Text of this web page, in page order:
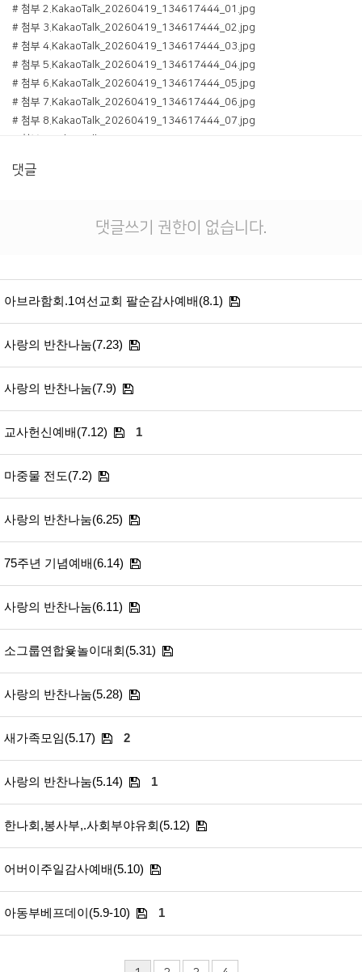
# 첨부 2.KakaoTalk_20260419_134617444_01.jpg
# 첨부 3.KakaoTalk_20260419_134617444_02.jpg
# 첨부 4.KakaoTalk_20260419_134617444_03.jpg
# 첨부 5.KakaoTalk_20260419_134617444_04.jpg
# 첨부 6.KakaoTalk_20260419_134617444_05.jpg
# 첨부 7.KakaoTalk_20260419_134617444_06.jpg
# 첨부 8.KakaoTalk_20260419_134617444_07.jpg
# 첨부 9.KakaoTalk_20260419_134617444_08.jpg
# 첨부 11.KakaoTalk_20260419_134617444_10.jpg
# 첨부 14.KakaoTalk_20260419_134617444_13.jpg
# 첨부 18.KakaoTalk_20260419_134617444_17.jpg
# 첨부 19.KakaoTalk_20260419_134617444_18.jpg
# 첨부 20.KakaoTalk_20260419_134617444_19.jpg
# 첨부 22.KakaoTalk_20260419_134617444_21.jpg
# 첨부 25.KakaoTalk_20260419_134617444_24.jpg
# 첨부 26.KakaoTalk_20260419_134617444_25.jpg
# 첨부 27.KakaoTalk_20260419_134617444_26.jpg
댓글
댓글쓰기 권한이 없습니다.
아브라함회.1여선교회 팔순감사예배(8.1)
사랑의 반찬나눔(7.23)
사랑의 반찬나눔(7.9)
교사헌신예배(7.12) 1
마중물 전도(7.2)
사랑의 반찬나눔(6.25)
75주년 기념예배(6.14)
사랑의 반찬나눔(6.11)
소그룹연합윷놀이대회(5.31)
사랑의 반찬나눔(5.28)
새가족모임(5.17) 2
사랑의 반찬나눔(5.14) 1
한나회,봉사부,.사회부야유회(5.12)
어버이주일감사예배(5.10)
아동부베프데이(5.9-10) 1